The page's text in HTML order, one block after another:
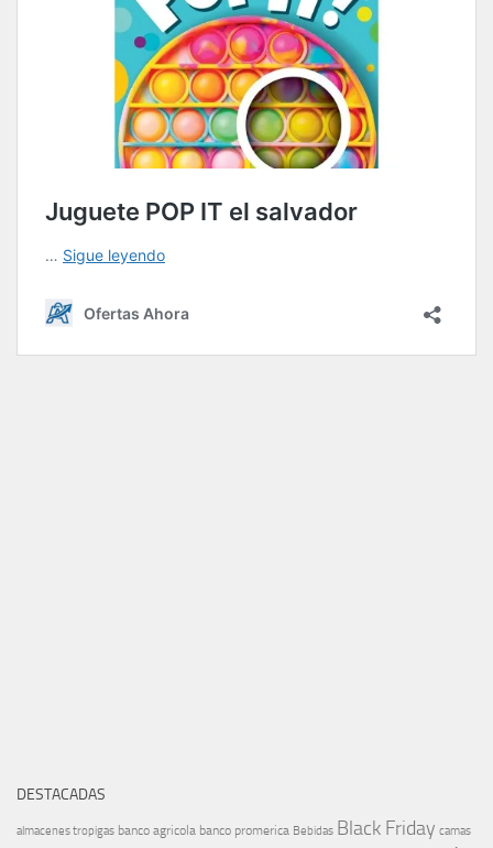
DESTACADAS
almacenes tropigas banco agricola banco promerica Bebidas Black Friday camas